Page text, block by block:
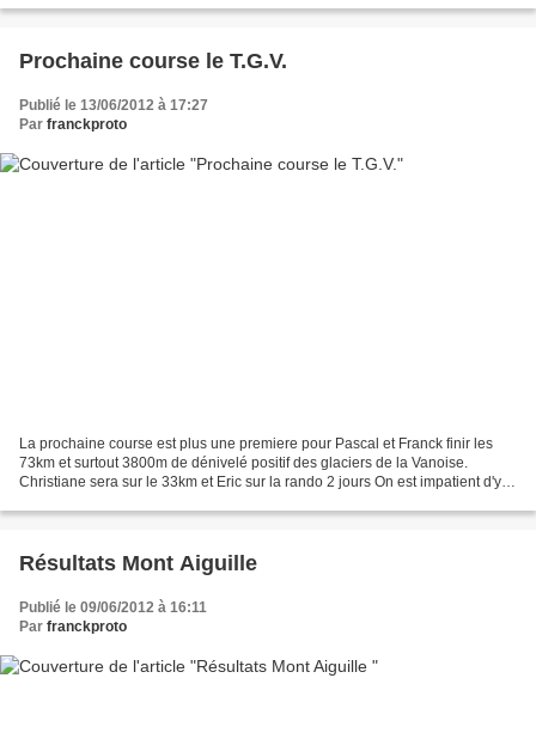
Prochaine course le T.G.V.
Publié le 13/06/2012 à 17:27
Par franckproto
La prochaine course est plus une premiere pour Pascal et Franck finir les
73km et surtout 3800m de dénivelé positif des glaciers de la Vanoise.
Christiane sera sur le 33km et Eric sur la rando 2 jours On est impatient d'y
Résultats Mont Aiguille
Publié le 09/06/2012 à 16:11
Par franckproto